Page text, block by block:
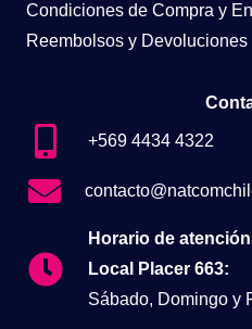
Condiciones de Compra y
Reembolsos y Devoluciones
+569 4434 4322
Horario de
Local Placer 663:
Sábado, Domingo y